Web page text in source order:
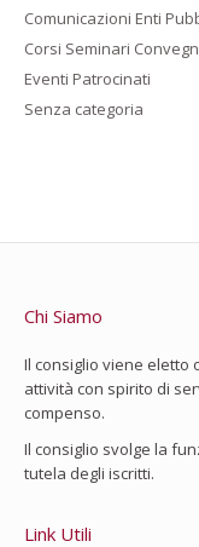
Comunicazioni Enti
Corsi Seminari
Eventi Patrocinati
Senza categoria
Chi Siamo
Il consiglio viene eletto
attività con spirito di
compenso.
Il consiglio svolge la
tutela degli iscritti.
Link Utili